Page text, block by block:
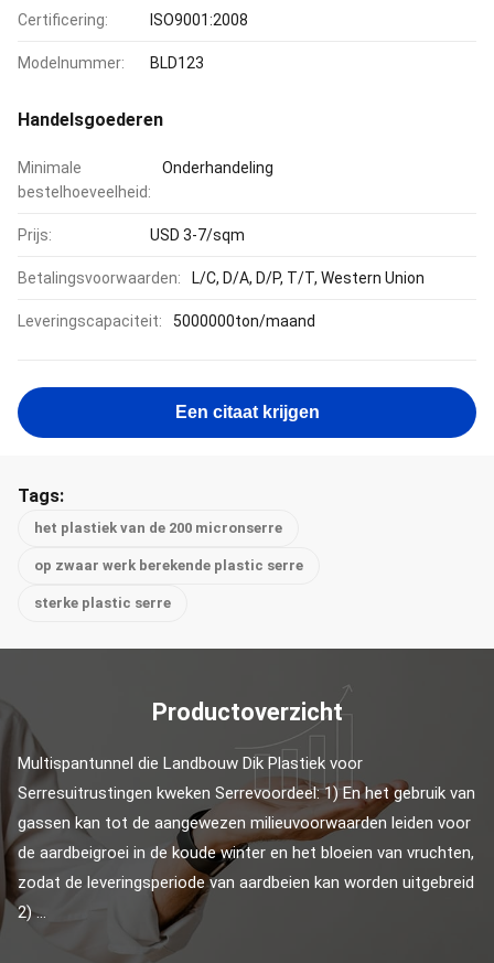
Certificering: ISO9001:2008
Modelnummer: BLD123
Handelsgoederen
Minimale
bestelhoeveelheid:
Onderhandeling
Prijs: USD 3-7/sqm
Betalingsvoorwaarden: L/C, D/A, D/P, T/T, Western Union
Leveringscapaciteit: 5000000ton/maand
Een citaat krijgen
Tags:
het plastiek van de 200 micronserre
op zwaar werk berekende plastic serre
sterke plastic serre
Productoverzicht
Multispantunnel die Landbouw Dik Plastiek voor
Serresuitrustingen kweken Serrevoordeel: 1) En het gebruik van
gassen kan tot de aangewezen milieuvoorwaarden leiden voor
de aardbeigroei in de koude winter en het bloeien van vruchten,
zodat de leveringsperiode van aardbeien kan worden uitgebreid
2) ...